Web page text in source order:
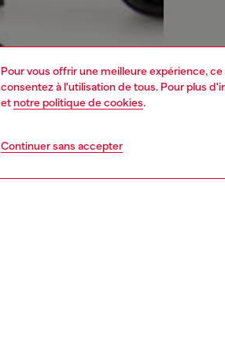
Pour vous offrir une meilleure expérience,
consentez à l'utilisation de tous. Pour plus
et notre politique de cookies.
Continuer sans accepter